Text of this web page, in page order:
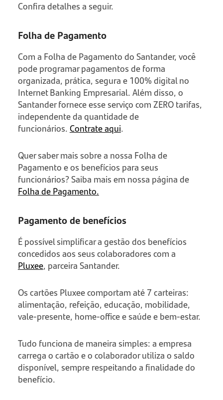
Confira detalhes a seguir.
Folha de Pagamento
Com a Folha de Pagamento do Santander, você
pode programar pagamentos de forma
organizada, prática, segura e 100% digital no
Internet Banking Empresarial. Além disso, o
Santander fornece esse serviço com ZERO tarifas,
independente da quantidade de
funcionários.Contrate aqui.
Quer saber mais sobre a nossa Folha de
Pagamento e os benefícios para seus
funcionários? Saiba mais em nossa página de
Folha de Pagamento.
Pagamento de benefícios
É possível simplificar a gestão dos benefícios
concedidos aos seus colaboradores com a
Pluxee, parceira Santander.
Os cartões Pluxee comportam até 7 carteiras:
alimentação, refeição, educação, mobilidade,
vale-presente, home-office e saúde e bem-estar.
Tudo funciona de maneira simples: a empresa
carrega o cartão e o colaborador utiliza o saldo
disponível, sempre respeitando a finalidade do
benefício.